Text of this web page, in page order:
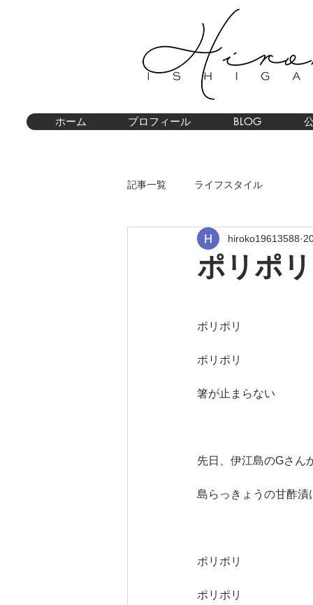
ホーム プロフィール BLOG
記事一覧 ライフスタイル
ポリポリ
hiroko19613588
ポリポリ
ポリポリ
箸が止まらない
先日、伊江島のGさん
島らっきょうの甘酢漬
ポリポリ
ポリポリ